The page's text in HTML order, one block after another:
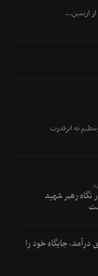
اربعین...
نه ابرقدرت
نگاه رهبر شهید
۲۶ درصدی درآمد، جایگاه خود را